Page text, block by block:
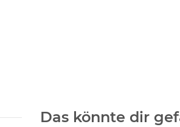
Das könnte dir